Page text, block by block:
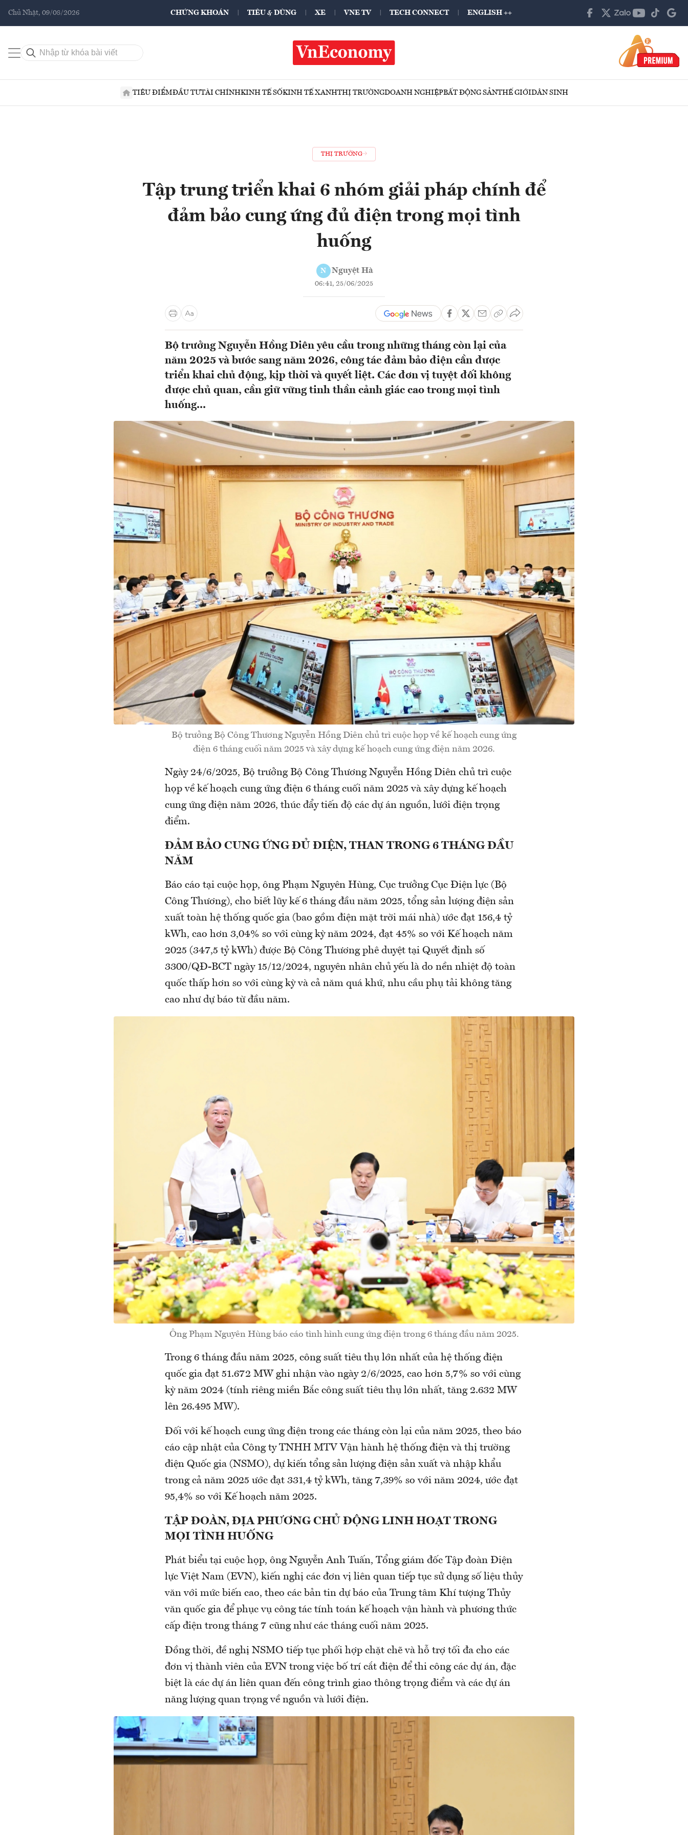
Chủ Nhật, 09/08/2026 CHỨNG KHOÁN TIÊU & DÙNG XE VNE TV TECH CONNECT ENGLISH ++
TIÊU ĐIỂMĐẦU TƯTÀI CHÍNHKINH TẾ SỐKINH TẾ XANHTHỊ TRƯỜNGDOANH NGHIỆPBẤT ĐỘNG SẢNTHẾ GIỚIDÂN SINH
THỊ TRƯỜNG
Tập trung triển khai 6 nhóm giải pháp chính để
đảm bảo cung ứng đủ điện trong mọi tình
huống
N Nguyệt Hà
06:41, 25/06/2025
Bộ trưởng Nguyễn Hồng Diên yêu cầu trong những tháng còn lại của
năm 2025 và bước sang năm 2026, công tác đảm bảo điện cần được
triển khai chủ động, kịp thời và quyết liệt. Các đơn vị tuyệt đối không
được chủ quan, cần giữ vững tinh thần cảnh giác cao trong mọi tình
huống...
Bộ trưởng Bộ Công Thương Nguyễn Hồng Diên chủ trì cuộc họp về kế hoạch cung ứng
điện 6 tháng cuối năm 2025 và xây dựng kế hoạch cung ứng điện năm 2026.
Ngày 24/6/2025, Bộ trưởng Bộ Công Thương Nguyễn Hồng Diên chủ trì cuộc
họp về kế hoạch cung ứng điện 6 tháng cuối năm 2025 và xây dựng kế hoạch
cung ứng điện năm 2026, thúc đẩy tiến độ các dự án nguồn, lưới điện trọng
điểm.
ĐẢM BẢO CUNG ỨNG ĐỦ ĐIỆN, THAN TRONG 6 THÁNG ĐẦU
NĂM
Báo cáo tại cuộc họp, ông Phạm Nguyên Hùng, Cục trưởng Cục Điện lực (Bộ
Công Thương), cho biết lũy kế 6 tháng đầu năm 2025, tổng sản lượng điện sản
xuất toàn hệ thống quốc gia (bao gồm điện mặt trời mái nhà) ước đạt 156,4 tỷ
kWh, cao hơn 3,04% so với cùng kỳ năm 2024, đạt 45% so với Kế hoạch năm
2025 (347,5 tỷ kWh) được Bộ Công Thương phê duyệt tại Quyết định số
3300/QĐ-BCT ngày 15/12/2024, nguyên nhân chủ yếu là do nền nhiệt độ toàn
quốc thấp hơn so với cùng kỳ và cả năm quá khứ, nhu cầu phụ tải không tăng
cao như dự báo từ đầu năm.
Ông Phạm Nguyên Hùng báo cáo tình hình cung ứng điện trong 6 tháng đầu năm 2025.
Trong 6 tháng đầu năm 2025, công suất tiêu thụ lớn nhất của hệ thống điện
quốc gia đạt 51.672 MW ghi nhận vào ngày 2/6/2025, cao hơn 5,7% so với cùng
kỳ năm 2024 (tính riêng miền Bắc công suất tiêu thụ lớn nhất, tăng 2.632 MW
lên 26.495 MW).
Đối với kế hoạch cung ứng điện trong các tháng còn lại của năm 2025, theo báo
cáo cập nhật của Công ty TNHH MTV Vận hành hệ thống điện và thị trường
điện Quốc gia (NSMO), dự kiến tổng sản lượng điện sản xuất và nhập khẩu
trong cả năm 2025 ước đạt 331,4 tỷ kWh, tăng 7,39% so với năm 2024, ước đạt
95,4% so với Kế hoạch năm 2025.
TẬP ĐOÀN, ĐỊA PHƯƠNG CHỦ ĐỘNG LINH HOẠT TRONG
MỌI TÌNH HUỐNG
Phát biểu tại cuộc họp, ông Nguyễn Anh Tuấn, Tổng giám đốc Tập đoàn Điện
lực Việt Nam (EVN), kiến nghị các đơn vị liên quan tiếp tục sử dụng số liệu thủy
văn với mức biến cao, theo các bản tin dự báo của Trung tâm Khí tượng Thủy
văn quốc gia để phục vụ công tác tính toán kế hoạch vận hành và phương thức
cấp điện trong tháng 7 cũng như các tháng cuối năm 2025.
Đồng thời, đề nghị NSMO tiếp tục phối hợp chặt chẽ và hỗ trợ tối đa cho các
đơn vị thành viên của EVN trong việc bố trí cắt điện để thi công các dự án, đặc
biệt là các dự án liên quan đến công trình giao thông trọng điểm và các dự án
năng lượng quan trọng về nguồn và lưới điện.